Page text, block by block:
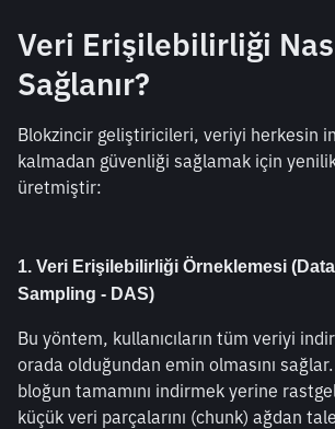
Veri Erişilebilirliği
Sağlanır?
Blokzincir geliştiricileri, veriyi herkesin
kalmadan güvenliği sağlamak için
üretmiştir:
1. Veri Erişilebilirliği Örneklemesi
Sampling - DAS)
Bu yöntem, kullanıcıların tüm veriyi
orada olduğundan emin olmasını
bloğun tamamını indirmek yerine
küçük veri parçalarını (chunk) ağdan